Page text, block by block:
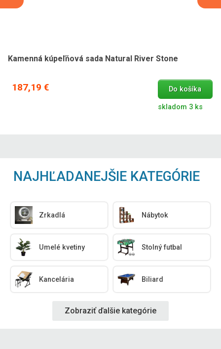
Kamenná kúpeľňová sada Natural River Stone
187,19 € Do košíka
skladom 3 ks
NAJHĽADANEJŠIE KATEGÓRIE
Zrkadlá Nábytok
Umelé kvetiny Stolný futbal
Kancelária Biliard
Zobraziť ďalšie kategórie